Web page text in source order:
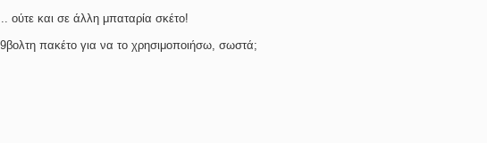
ούτε και σε άλλη μπαταρία σκέτο!
πακέτο για να το χρησιμοποιήσω, σωστά;